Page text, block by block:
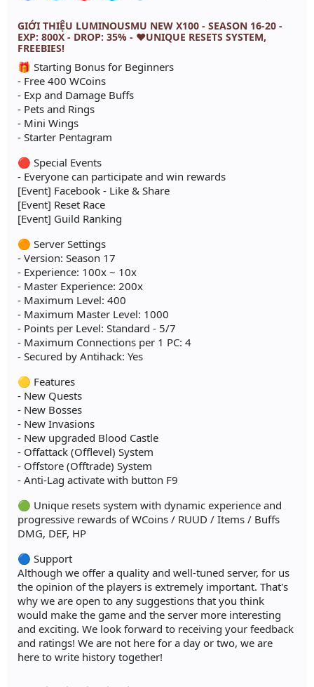
GIỚI THIỆU LUMINOUSMU NEW X100 - SEASON 16-20 -
EXP: 800X - DROP: 35% - ❤️UNIQUE RESETS SYSTEM,
FREEBIES!
🎁 Starting Bonus for Beginners
- Free 400 WCoins
- Exp and Damage Buffs
- Pets and Rings
- Mini Wings
- Starter Pentagram
🔴 Special Events
- Everyone can participate and win rewards
[Event] Facebook - Like & Share
[Event] Reset Race
[Event] Guild Ranking
🟠 Server Settings
- Version: Season 17
- Experience: 100x ~ 10x
- Master Experience: 200x
- Maximum Level: 400
- Maximum Master Level: 1000
- Points per Level: Standard - 5/7
- Maximum Connections per 1 PC: 4
- Secured by Antihack: Yes
🟡 Features
- New Quests
- New Bosses
- New Invasions
- New upgraded Blood Castle
- Offattack (Offlevel) System
- Offstore (Offtrade) System
- Anti-Lag activate with button F9
🟢 Unique resets system with dynamic experience and
progressive rewards of WCoins / RUUD / Items / Buffs
DMG, DEF, HP
🔵 Support
Although we offer a quality and well-tuned server, for us
the opinion of the players is extremely important. That's
why we are open to any suggestions that you think
would make the game and the server more interesting
and exciting. We look forward to receiving your feedback
and ratings! We are not here for a day or two, we are
here to write history together!